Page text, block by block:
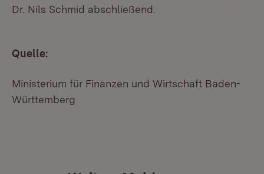
Dr. Nils Schmid abschließend.
Quelle:
Ministerium für Finanzen und Wirtschaft Baden-
Württemberg